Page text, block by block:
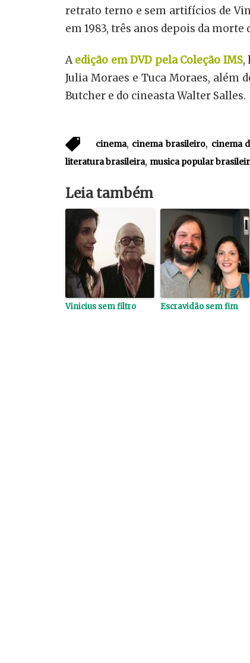
retrato terno e sem artifícios de
em 1983, três anos depois da morte
A edição em DVD pela Coleção IMS,
Julia Moraes e Tuca Moraes,
Butcher e do cineasta Walter Salles.
cinema, cinema brasileiro, cinema
literatura brasileira, musica popular
Leia também
Vinicius sem filtro Escravidão sem fim